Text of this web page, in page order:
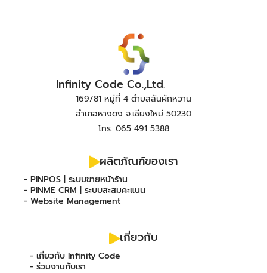
Infinity Code Co.,Ltd.
169/81 หมู่ที่ 4 ตำบลสันผักหวาน
อำเภอหางดง จ.เชียงใหม่ 50230
โทร. 065 491 5388
ผลิตภัณฑ์ของเรา
- PINPOS | ระบบขายหน้าร้าน
- PINME CRM | ระบบสะสมคะแนน
- Website Management
เกี่ยวกับ
- เกี่ยวกับ Infinity Code
- ร่วมงานกับเรา